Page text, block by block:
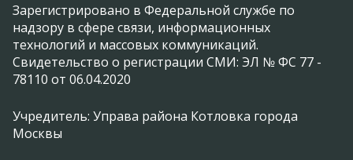
Зарегистрировано в Федеральной службе по
надзору в сфере связи, информационных
технологий и массовых коммуникаций.
Свидетельство о регистрации СМИ: ЭЛ № ФС 77 -
78110 от 06.04.2020
Учредитель: Управа района Котловка города
Москвы